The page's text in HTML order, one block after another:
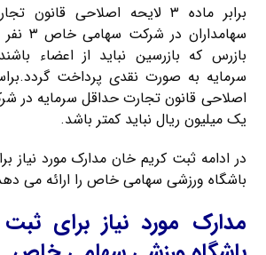
برابر ماده ۳ لایحه اصلاحی
اصلاحی قانون تجارت حداقل سرمایه در
یک میلیون ریال نباید کمتر باشد.
در ادامه ثبت کریم خان مدارک مورد
باشگاه ورزشی سهامی خاص را ارائه می
مدارک مورد نیاز برای